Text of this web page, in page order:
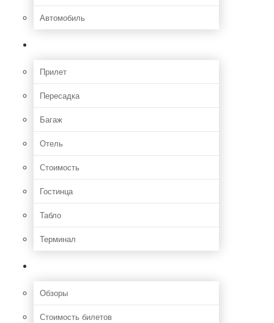
Автомобиль
Прилет
Пересадка
Багаж
Отель
Стоимость
Гостинца
Табло
Терминал
Обзоры
Стоимость билетов